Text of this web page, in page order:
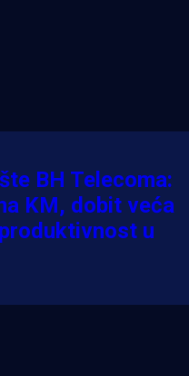
BH Telecoma:
KM, dobit veća
u